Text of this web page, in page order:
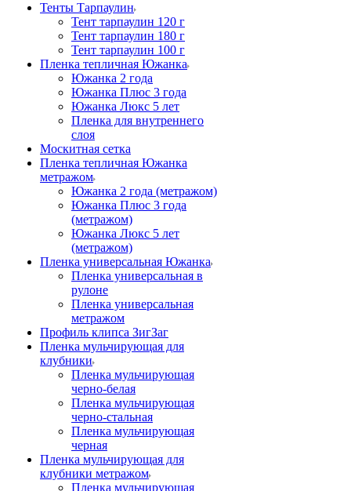
Тенты Тарпаулин
Тент тарпаулин 120 г
Тент тарпаулин 180 г
Тент тарпаулин 100 г
Пленка тепличная Южанка
Южанка 2 года
Южанка Плюс 3 года
Южанка Люкс 5 лет
Пленка для внутреннего
слоя
Москитная сетка
Пленка тепличная Южанка
метражом
Южанка 2 года (метражом)
Южанка Плюс 3 года
(метражом)
Южанка Люкс 5 лет
(метражом)
Пленка универсальная Южанка
Пленка универсальная в
рулоне
Пленка универсальная
метражом
Профиль клипса ЗигЗаг
Пленка мульчирующая для
клубники
Пленка мульчирующая
черно-белая
Пленка мульчирующая
черно-стальная
Пленка мульчирующая
черная
Пленка мульчирующая для
клубники метражом
Пленка мульчирующая